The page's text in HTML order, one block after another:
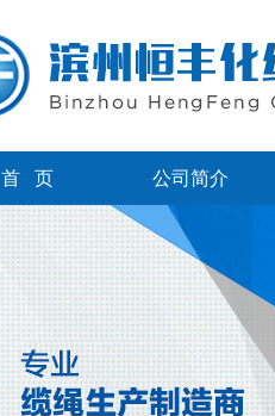
首 页 公司简介